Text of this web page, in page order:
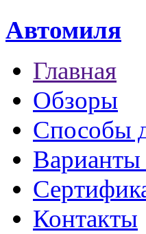
Автомиля
Главная
Обзоры
Способы
Варианты
Контакты